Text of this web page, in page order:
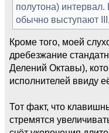
полутона)
обычно выступают
Кроме того, моей
дребезжание
Делений Октавы),
исполнителей ввиду
Тот факт, что
стремятся